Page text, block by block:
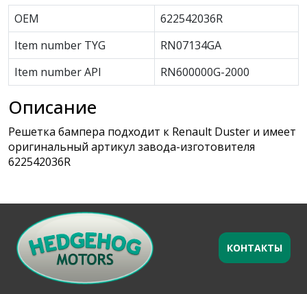
OEM
622542036R
Item number TYG
RN07134GA
Item number API
RN600000G-2000
Описание
Решетка бампера подходит к Renault Duster и имеет
оригинальный артикул завода-изготовителя
622542036R
Оставьте заявку ×
Ваше имя
КОНТАКТЫ